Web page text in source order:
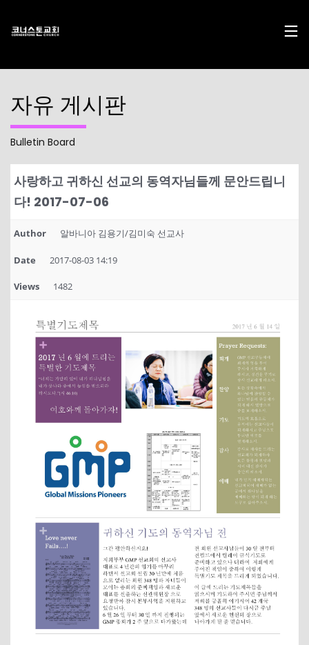
17
2024
CHRISTMAS
29
2023
10
2023
10
AUGUST
2021
10
9
2022
CORNERSTONE
SUNDAY
SCHOOL
DIRECTOR 정호
용 선생 간증
9
2022
VBS 2022
RECAP
VIDEO
5
2022
2022
CORNERSTONE
CHURCH VBS
REGISTRATION
2
2022
김정희
집사의
간증
DECEMBER
2020
MERRY
CHRISTMAS
& HAPPY
NEW YEAR!
DECEMBER
2020
MICHAEL김
형제님 간증
2020년10월
18일 첫예배
27주년 감사
예배에서
자유 게시판
Bulletin Board
사랑하고 귀하신 선교의 동역자님들께 문안드립니
다! 2017-07-06
Author 알바니아 김용기/김미숙 선교사
Date 2017-08-03 14:19
Views 1482